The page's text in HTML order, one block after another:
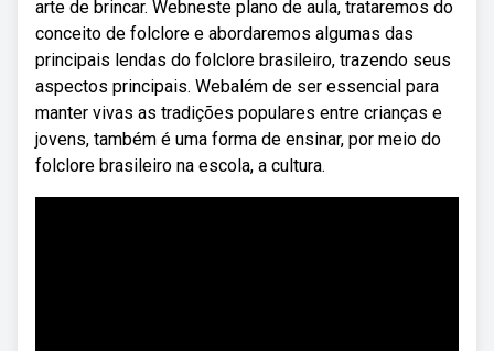
arte de brincar. Webneste plano de aula, trataremos do
conceito de folclore e abordaremos algumas das
principais lendas do folclore brasileiro, trazendo seus
aspectos principais. Webalém de ser essencial para
manter vivas as tradições populares entre crianças e
jovens, também é uma forma de ensinar, por meio do
folclore brasileiro na escola, a cultura.